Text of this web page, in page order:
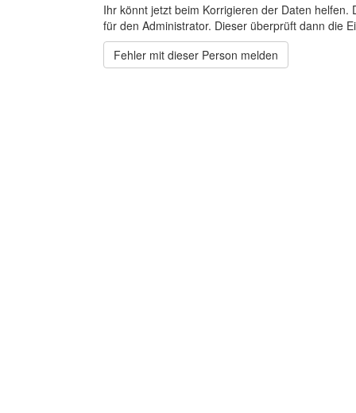
Ihr könnt jetzt beim Korrigieren der Daten
für den Administrator. Dieser überprüft dann die
Fehler mit dieser Person melden